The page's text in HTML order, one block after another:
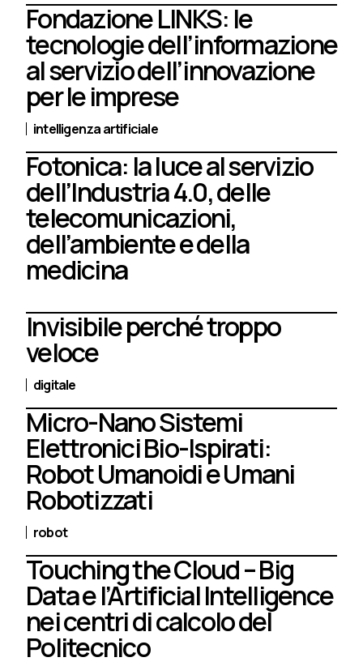
Fondazione LINKS: le
tecnologie dell’informazione
al servizio dell’innovazione
per le imprese
intelligenza artificiale
Fotonica: la luce al servizio
dell’Industria 4.0, delle
telecomunicazioni,
dell’ambiente e della
medicina
Invisibile perché troppo
veloce
digitale
Micro-Nano Sistemi
Elettronici Bio-Ispirati:
Robot Umanoidi e Umani
Robotizzati
robot
Touching the Cloud – Big
Data e l’Artificial Intelligence
nei centri di calcolo del
Politecnico